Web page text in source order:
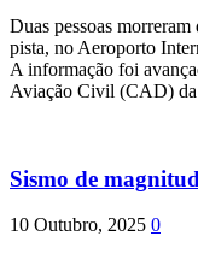
Duas pessoas
pista, no Aeroporto
A informação foi
Aviação Civil (CAD)
Sismo de
10 Outubro, 2025 0